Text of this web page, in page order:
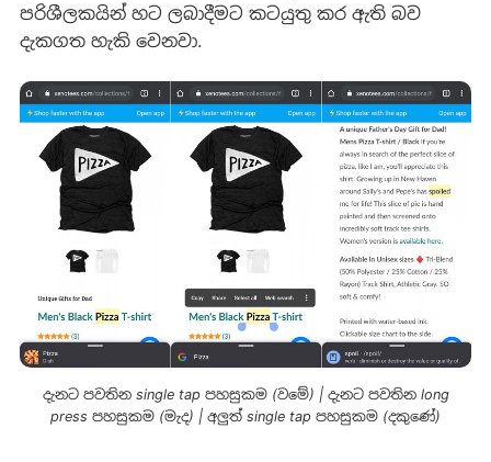
පරිශීලකයින් හට ලබාදීමට කටයුතු කර ඇති බව
දැකගත හැකි වෙනවා.
දැනට පවතින single tap පහසුකම (වමේ) | දැනට පවතින long
press පහසුකම (මැද) | අලුත් single tap පහසුකම (දකුණේ)